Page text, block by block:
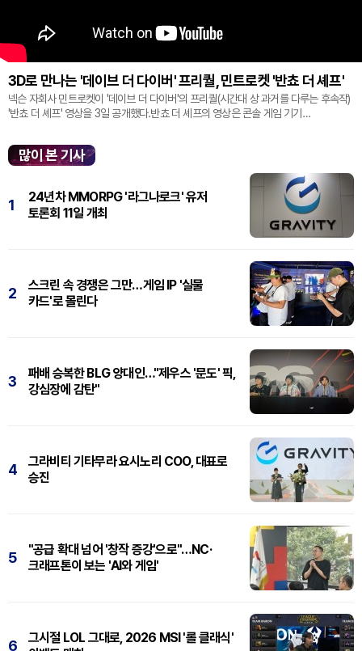
3D로 만나는 '데이브 더 다이버' 프리퀄, 민트로켓 '반쵸 더 셰프'
넥슨 자회사 민트로켓이 '데이브 더 다이버'의 프리퀄(시간대 상 과거를 다루는 후속작)
'반쵸 더 셰프' 영상을 3일 공개했다.반쵸 더 셰프의 영상은 콘솔 게임 기기
많이 본 기사
1
24년차 MMORPG '라그나로크' 유저
토론회 11일 개최
2
스크린 속 경쟁은 그만…게임 IP '실물
카드'로 몰린다
3
패배 승복한 BLG 양대인…"제우스 '문도' 픽,
강심장에 감탄"
4
그라비티 기타무라 요시노리 COO, 대표로
승진
5
"공급 확대 넘어 '창작 증강'으로"…NC·
크래프톤이 보는 'AI와 게임'
6
그시절 LOL 그대로, 2026 MSI '롤 클래식'